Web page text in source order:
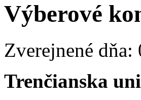
Výberové
Zverejnené dňa:
Trenčianska